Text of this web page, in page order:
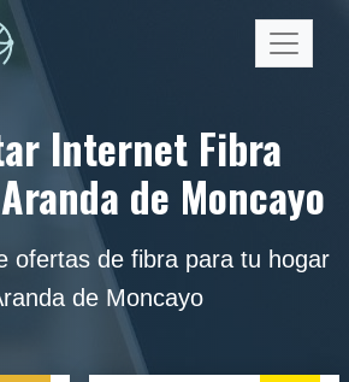
Internet Fibra
de Moncayo
ofertas de fibra para tu hogar
de Moncayo